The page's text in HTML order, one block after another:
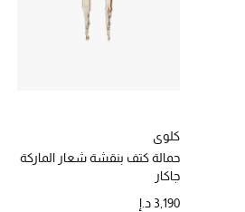
كلوي
حمالة كتف بنقشة شعار الماركة
جاكار
3,190 د.إ